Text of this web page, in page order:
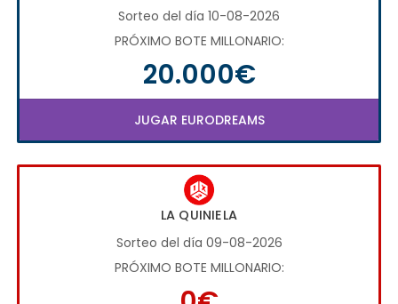
Sorteo del día 10-08-2026
PRÓXIMO BOTE MILLONARIO:
20.000€
JUGAR EURODREAMS
LA QUINIELA
Sorteo del día 09-08-2026
PRÓXIMO BOTE MILLONARIO: